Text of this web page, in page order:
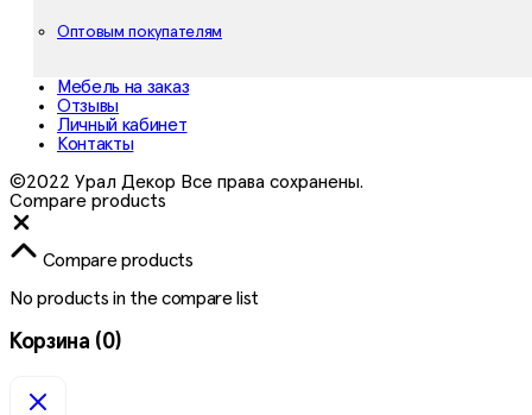
Оптовым покупателям
Мебель на заказ
Отзывы
Личный кабинет
Контакты
©2022 Урал Декор Все права сохранены.
Compare products
Compare products
No products in the compare list
Корзина (0)